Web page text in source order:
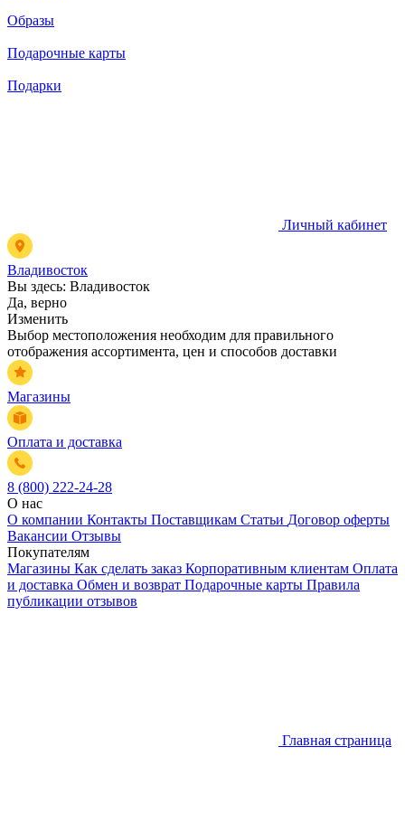
Образы
Подарочные карты
Подарки
Личный кабинет
Владивосток
Вы здесь: Владивосток
Да, верно
Изменить
Выбор местоположения необходим для правильного
отображения ассортимента, цен и способов доставки
Магазины
Оплата и доставка
8 (800) 222-24-28
О нас
О компании Контакты Поставщикам Статьи Договор оферты
Вакансии Отзывы
Покупателям
Магазины Как сделать заказ Корпоративным клиентам Оплата
и доставка Обмен и возврат Подарочные карты Правила
публикации отзывов
Главная страница